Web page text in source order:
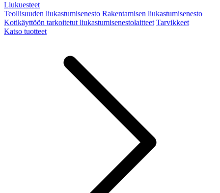
Liukuesteet
Teollisuuden liukastumisenesto Rakentamisen liukastumisenesto
Kotikäyttöön tarkoitetut liukastumisenestolaitteet Tarvikkeet
Katso tuotteet